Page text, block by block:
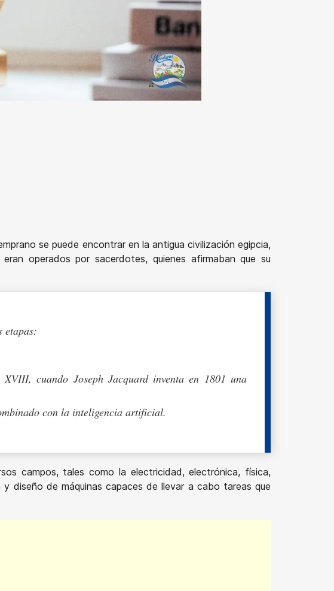
se puede encontrar en la antigua civilización egipcia,
operados por sacerdotes, quienes afirmaban que su
etapas:
cuando Joseph Jacquard inventa en 1801 una
con la inteligencia artificial.
campos, tales como la electricidad, electrónica, física,
diseño de máquinas capaces de llevar a cabo tareas que